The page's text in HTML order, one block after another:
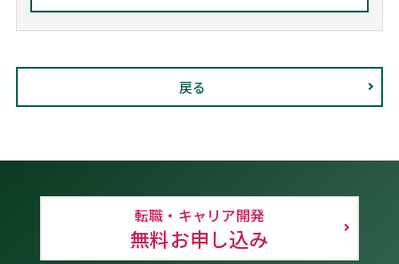
戻る
転職・キャリア開発
無料お申し込み